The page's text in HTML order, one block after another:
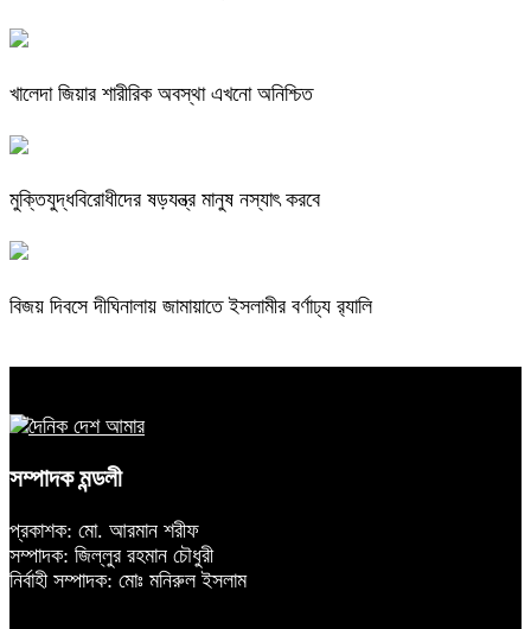
খালেদা জিয়ার শারীরিক অবস্থা এখনো অনিশ্চিত
মুক্তিযুদ্ধবিরোধীদের ষড়যন্ত্র মানুষ নস্যাৎ করবে
বিজয় দিবসে দীঘিনালায় জামায়াতে ইসলামীর বর্ণাঢ্য র‍্যালি
সম্পাদক মন্ডলী
প্রকাশক: মো. আরমান শরীফ
সম্পাদক: জিল্লুর রহমান চৌধুরী
নির্বাহী সম্পাদক: মোঃ মনিরুল ইসলাম